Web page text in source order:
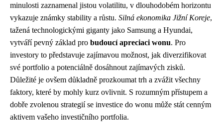
minulosti zaznamenal jistou volatilitu, v dlouhodobém horizontu
vykazuje známky stability a růstu. Silná ekonomika Jižní Koreje,
tažená technologickými giganty jako Samsung a Hyundai,
vytváří pevný základ pro budoucí apreciaci wonu. Pro
investory to představuje zajímavou možnost, jak diverzifikovat
své portfolio a potenciálně dosáhnout zajímavých zisků.
Důležité je ovšem důkladně prozkoumat trh a zvážit všechny
faktory, které by mohly kurz ovlivnit. S rozumným přístupem a
dobře zvolenou strategií se investice do wonu může stát cenným
aktivem vašeho investičního portfolia.